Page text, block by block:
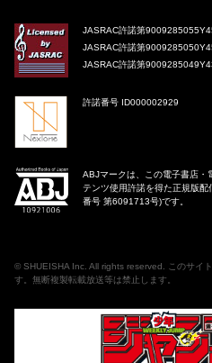
JASRAC許諾第
JASRAC許諾第
JASRAC許諾第
許諾番号 ID000002929
ABJマークは、この電子書店・
テンツ使用許諾を得た正規版
番号 第6091713号)です。
© SHUEISHA Inc . All rights reserved. このサイ
す。無断複製転載放送等は禁止します。